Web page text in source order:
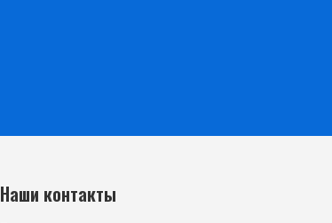
Наши контакты